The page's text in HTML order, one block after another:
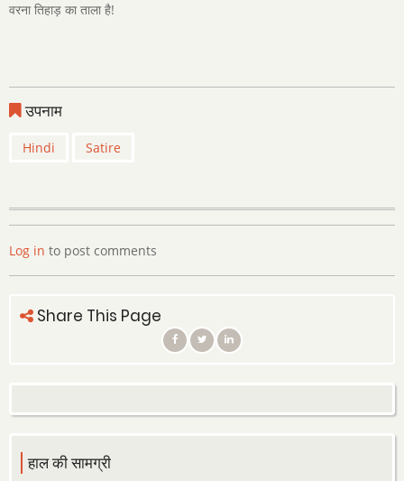
वरना तिहाड़ का ताला है!
उपनाम
Hindi Satire
Log in to post comments
Share This Page
हाल की सामग्री